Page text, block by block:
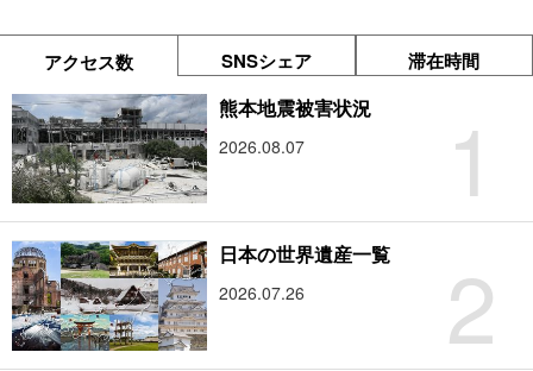
アクセス数 SNSシェア 滞在時間
1
熊本地震被害状況
2026.08.07
2
日本の世界遺産一覧
2026.07.26